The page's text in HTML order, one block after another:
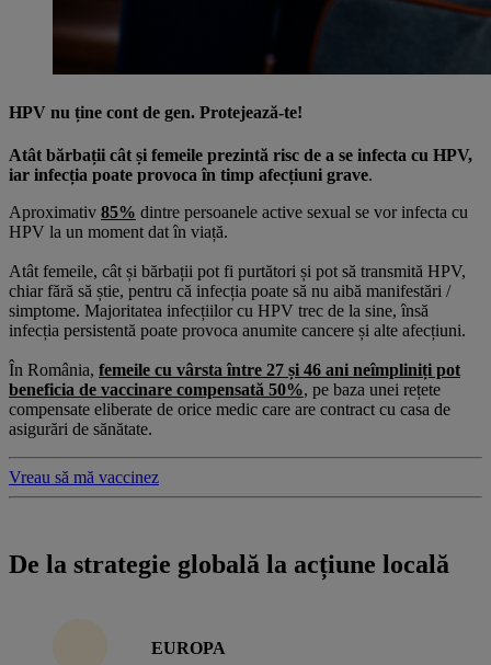
HPV nu ține cont de gen. Protejează-te!
Atât bărbații cât și femeile prezintă risc de a se infecta cu HPV,
iar infecția poate provoca în timp afecțiuni grave.
Aproximativ 85% dintre persoanele active sexual se vor infecta cu
HPV la un moment dat în viață.
Atât femeile, cât și bărbații pot fi purtători și pot să transmită HPV,
chiar fără să știe, pentru că infecția poate să nu aibă manifestări /
simptome. Majoritatea infecțiilor cu HPV trec de la sine, însă
infecția persistentă poate provoca anumite cancere și alte afecțiuni.
În România, femeile cu vârsta între 27 și 46 ani neîmpliniți pot
beneficia de vaccinare compensată 50%, pe baza unei rețete
compensate eliberate de orice medic care are contract cu casa de
asigurări de sănătate.
Vreau să mă vaccinez
De la strategie globală la acțiune locală
EUROPA